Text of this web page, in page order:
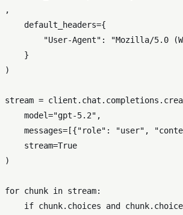
,
    default_headers={
"User-Agent" :
"Mozilla/5.0
    }
)
stream =
    model=
"gpt-5.2" ,
    messages=[{
"role" : "user" ,
    stream=
True
)
for chunk in stream:
if chunk.choices and